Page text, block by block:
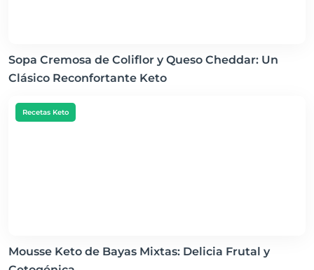
Sopa Cremosa de Coliflor y Queso Cheddar: Un
Clásico Reconfortante Keto
Recetas Keto
Mousse Keto de Bayas Mixtas: Delicia Frutal y